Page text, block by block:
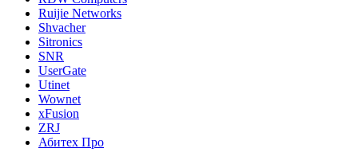
Ruijie Networks
Shvacher
Sitronics
SNR
UserGate
Utinet
Wownet
xFusion
ZRJ
Абитех Про